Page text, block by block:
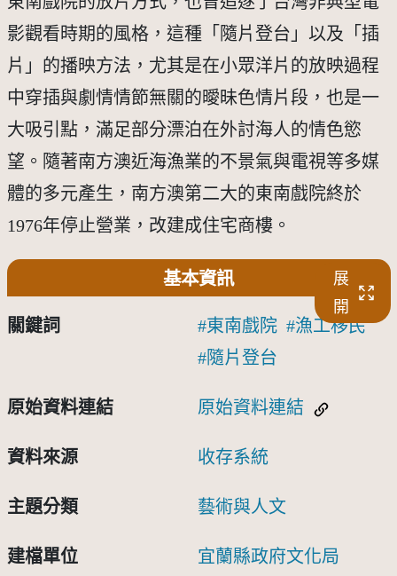
影觀看時期的風格，這種「隨片登台」以及「插
片」的播映方法，尤其是在小眾洋片的放映過程
中穿插與劇情情節無關的曖昧色情片段，也是一
大吸引點，滿足部分漂泊在外討海人的情色慾
望。隨著南方澳近海漁業的不景氣與電視等多媒
體的多元產生，南方澳第二大的東南戲院終於
1976年停止營業，改建成住宅商樓。
基本資訊
展
開
關鍵詞 東南戲院
漁工移民
隨片登台
原始資料連結 原始資料連結
資料來源 收存系統
主題分類 藝術與人文
建檔單位 宜蘭縣政府文化局